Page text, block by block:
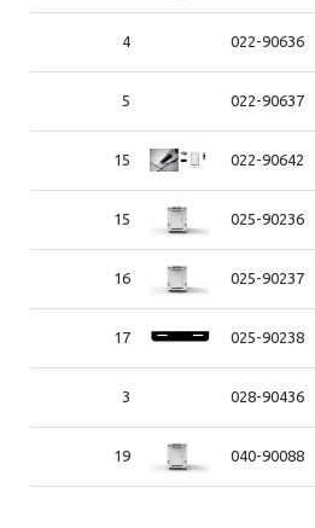
4 022-90636
5 022-90637
15 022-90642
15 025-90236
16 025-90237
17 025-90238
3 028-90436
19 040-90088